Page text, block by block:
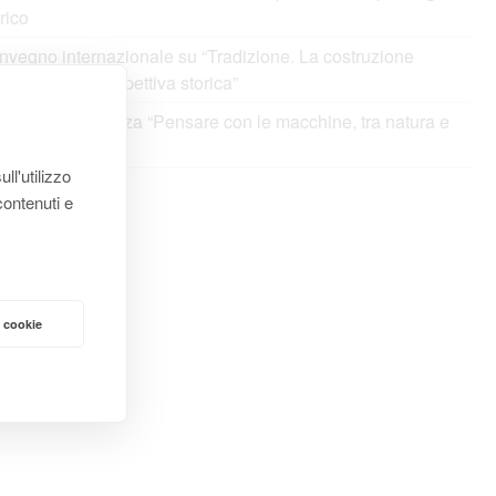
internazionale su “Tradizione. La costruzione
in prospettiva storica”
alla conferenza “Pensare con le macchine, tra natura e
e
cookie